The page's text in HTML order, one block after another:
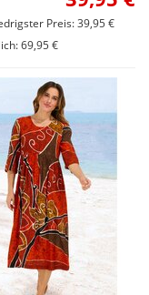
Preis: 39,95 €
69,95 €